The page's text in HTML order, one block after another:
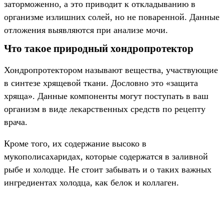
заторможенно, а это приводит к откладыванию в
организме излишних солей, но не поваренной. Данные
отложения выявляются при анализе мочи.
Что такое природный хондропротектор
Хондропротектором называют вещества, участвующие
в синтезе хрящевой ткани. Дословно это «защита
хряща». Данные компоненты могут поступать в ваш
организм в виде лекарственных средств по рецепту
врача.
Кроме того, их содержание высоко в
мукополисахаридах, которые содержатся в заливной
рыбе и холодце. Не стоит забывать и о таких важных
ингредиентах холодца, как белок и коллаген.